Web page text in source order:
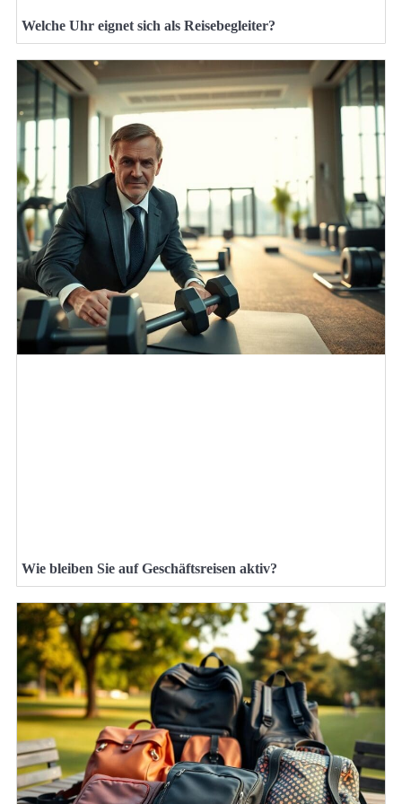
Welche Uhr eignet sich als Reisebegleiter?
Wie bleiben Sie auf Geschäftsreisen aktiv?